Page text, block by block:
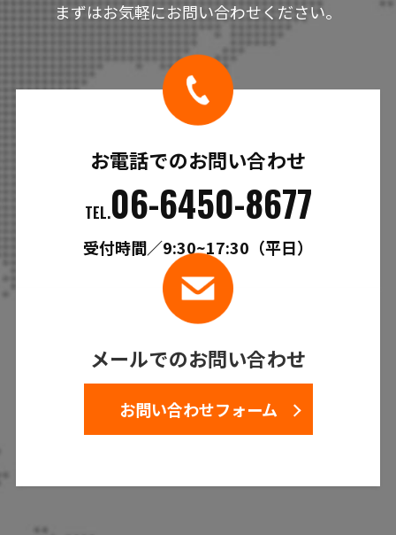
まずはお気軽にお問い合わせください。
お電話でのお問い合わせ
TEL.06-6450-8677
受付時間／9:30~17:30（平日）
メールでのお問い合わせ
お問い合わせフォーム